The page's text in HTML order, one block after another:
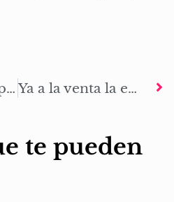
Entregamos los primeros ejemplares a los patrocinadores de La Marca de Odín: El camino a Valhalla Ya a la venta la edición impresa de Mark Of Odin: The awakening en Amazon
te pueden